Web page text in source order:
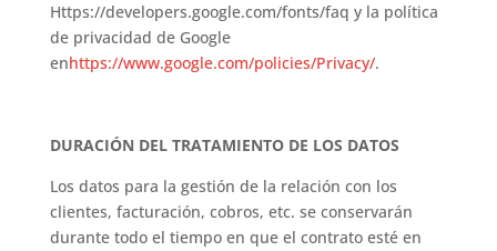
Https://developers.google.com/fonts/faq y la política
de privacidad de Google
enhttps://www.google.com/policies/Privacy/.
DURACIÓN DEL TRATAMIENTO DE LOS DATOS
Los datos para la gestión de la relación con los
clientes, facturación, cobros, etc. se conservarán
durante todo el tiempo en que el contrato esté en